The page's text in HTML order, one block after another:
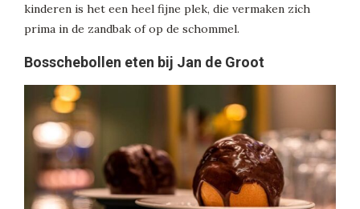
kinderen is het een heel fijne plek, die vermaken zich
prima in de zandbak of op de schommel.
Bosschebollen eten bij Jan de Groot